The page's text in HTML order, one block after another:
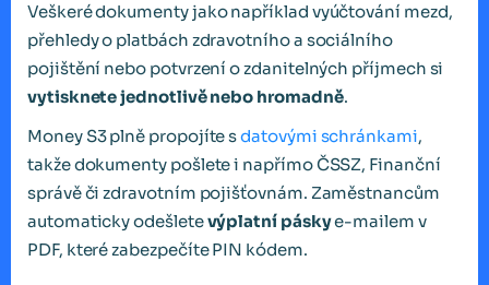
Veškeré dokumenty jako například vyúčtování mezd,
přehledy o platbách zdravotního a sociálního
pojištění nebo potvrzení o zdanitelných příjmech si
vytisknete jednotlivě nebo hromadně.
Money S3 plně propojíte sdatovými schránkami,
takže dokumenty pošlete i napřímo ČSSZ, Finanční
správě či zdravotním pojišťovnám. Zaměstnancům
automaticky odešletevýplatní páskye-mailem v
PDF, které zabezpečíte PIN kódem.